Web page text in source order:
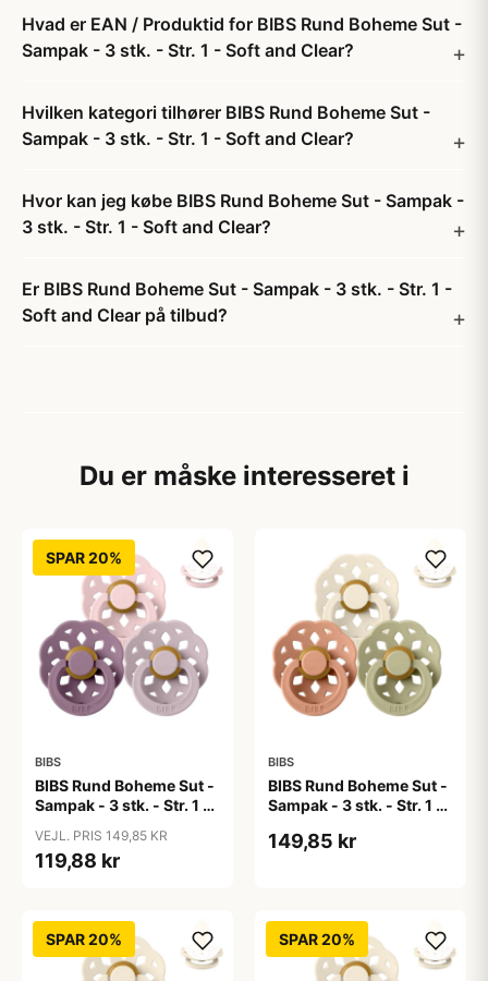
Hvad er EAN / Produktid for BIBS Rund Boheme Sut -
Sampak - 3 stk. - Str. 1 - Soft and Clear?
Hvilken kategori tilhører BIBS Rund Boheme Sut -
Sampak - 3 stk. - Str. 1 - Soft and Clear?
Hvor kan jeg købe BIBS Rund Boheme Sut - Sampak -
3 stk. - Str. 1 - Soft and Clear?
Er BIBS Rund Boheme Sut - Sampak - 3 stk. - Str. 1 -
Soft and Clear på tilbud?
Du er måske interesseret i
SPAR 20%
BIBS
BIBS Rund Boheme Sut -
Sampak - 3 stk. - Str. 1 -
VEJL. PRIS 149,85 KR
119,88 kr
BIBS
BIBS Rund Boheme Sut -
Sampak - 3 stk. - Str. 1 -
149,85 kr
SPAR 20% SPAR 20%